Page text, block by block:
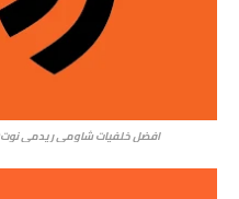
افضل خلفيات شاومي ريدمي نوت9 و 9 اس